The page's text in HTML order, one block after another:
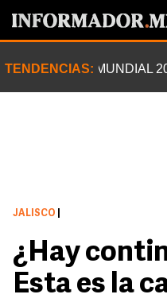
TENDENCIAS: MUNDIAL
JALISCO
¿Hay
Esta es la